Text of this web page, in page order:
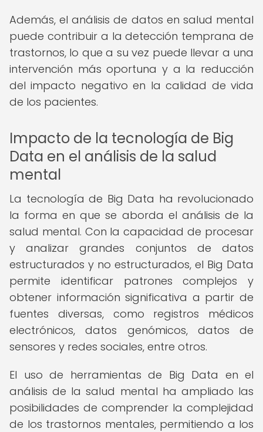
Además, el análisis de datos en salud mental
puede contribuir a la detección temprana de
trastornos, lo que a su vez puede llevar a una
intervención más oportuna y a la reducción
del impacto negativo en la calidad de vida
de los pacientes.
Impacto de la tecnología de Big
Data en el análisis de la salud
mental
La tecnología de Big Data ha revolucionado
la forma en que se aborda el análisis de la
salud mental. Con la capacidad de procesar
y analizar grandes conjuntos de datos
estructurados y no estructurados, el Big Data
permite identificar patrones complejos y
obtener información significativa a partir de
fuentes diversas, como registros médicos
electrónicos, datos genómicos, datos de
sensores y redes sociales, entre otros.
El uso de herramientas de Big Data en el
análisis de la salud mental ha ampliado las
posibilidades de comprender la complejidad
de los trastornos mentales, permitiendo a los